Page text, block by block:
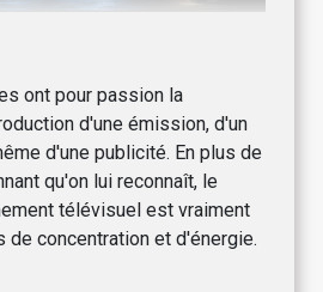
ont pour passion la
d'une émission, d'un
d'une publicité. En plus de
qu'on lui reconnaît, le
télévisuel est vraiment
de concentration et d'énergie.